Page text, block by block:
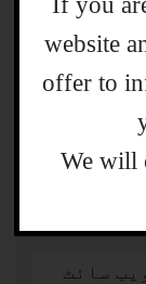
سائٹ
website
offer to
.We